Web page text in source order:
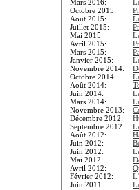
Mars 2016:
Octobre 2015:
Aout 2015:
Juillet 2015:
Mai 2015:
Avril 2015:
Mars 2015:
Janvier 2015:
Novembre 2014:
Octobre 2014:
Août 2014:
Juin 2014:
Mars 2014:
Novembre 2013:
Décembre 2012:
Septembre 2012:
Août 2012:
Juin 2012:
Juin 2012:
Mai 2012:
Avril 2012:
Février 2012:
Juin 2011: